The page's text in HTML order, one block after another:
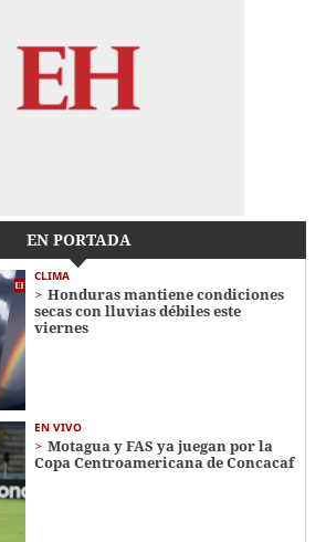
EN PORTADA
CLIMA
Honduras mantiene condiciones
secas con lluvias débiles este
viernes
EN VIVO
Motagua y FAS ya juegan por la
Copa Centroamericana de Concacaf